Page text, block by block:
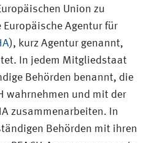
Union zu
Agentur für
), kurz Agentur genannt,
In jedem Mitgliedstaat
Behörden benannt, die
wahrnehmen und mit der
zusammenarbeiten. In
Behörden mit ihren